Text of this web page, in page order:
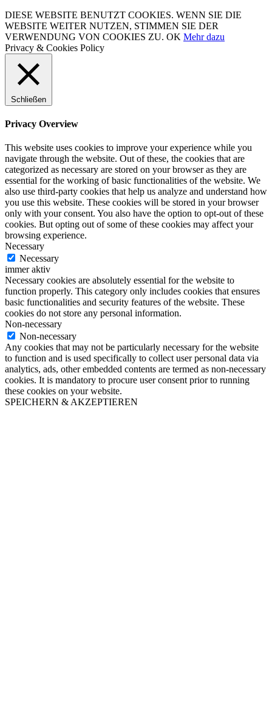
DIESE WEBSITE BENUTZT COOKIES. WENN SIE DIE
WEBSITE WEITER NUTZEN, STIMMEN SIE DER
VERWENDUNG VON COOKIES ZU. OK Mehr dazu
Privacy & Cookies Policy
Schließen
Privacy Overview
This website uses cookies to improve your experience while you
navigate through the website. Out of these, the cookies that are
categorized as necessary are stored on your browser as they are
essential for the working of basic functionalities of the website. We
also use third-party cookies that help us analyze and understand how
you use this website. These cookies will be stored in your browser
only with your consent. You also have the option to opt-out of these
cookies. But opting out of some of these cookies may affect your
browsing experience.
Necessary
Necessary
immer aktiv
Necessary cookies are absolutely essential for the website to
function properly. This category only includes cookies that ensures
basic functionalities and security features of the website. These
cookies do not store any personal information.
Non-necessary
Non-necessary
Any cookies that may not be particularly necessary for the website
to function and is used specifically to collect user personal data via
analytics, ads, other embedded contents are termed as non-necessary
cookies. It is mandatory to procure user consent prior to running
these cookies on your website.
SPEICHERN & AKZEPTIEREN